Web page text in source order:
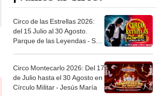
Circo de las Estrellas 2026:
del 15 Julio al 30 Agosto.
Parque de las Leyendas - San
Circo Montecarlo 2026: Del 17
de Julio hasta el 30 Agosto en
Círculo Militar - Jesús María